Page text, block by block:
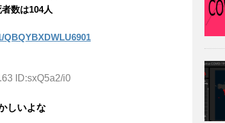
数は104人
ID:sxQ5a2/i0
しいよな